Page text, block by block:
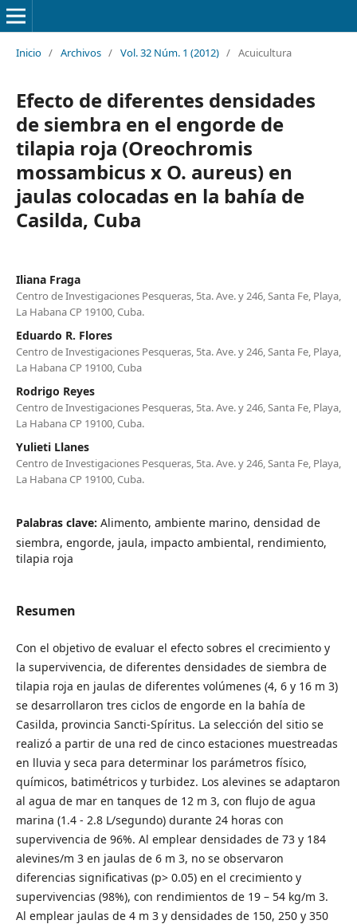
Inicio / Archivos / Vol. 32 Núm. 1 (2012) / Acuicultura
Efecto de diferentes densidades
de siembra en el engorde de
tilapia roja (Oreochromis
mossambicus x O. aureus) en
jaulas colocadas en la bahía de
Casilda, Cuba
Iliana Fraga
Centro de Investigaciones Pesqueras, 5ta. Ave. y 246, Santa Fe, Playa,
La Habana CP 19100, Cuba.
Eduardo R. Flores
Centro de Investigaciones Pesqueras, 5ta. Ave. y 246, Santa Fe, Playa,
La Habana CP 19100, Cuba
Rodrigo Reyes
Centro de Investigaciones Pesqueras, 5ta. Ave. y 246, Santa Fe, Playa,
La Habana CP 19100, Cuba.
Yulieti Llanes
Centro de Investigaciones Pesqueras, 5ta. Ave. y 246, Santa Fe, Playa,
La Habana CP 19100, Cuba.
Palabras clave: Alimento, ambiente marino, densidad de
siembra, engorde, jaula, impacto ambiental, rendimiento,
tilapia roja
Resumen
Con el objetivo de evaluar el efecto sobres el crecimiento y
la supervivencia, de diferentes densidades de siembra de
tilapia roja en jaulas de diferentes volúmenes (4, 6 y 16 m 3)
se desarrollaron tres ciclos de engorde en la bahía de
Casilda, provincia Sancti-Spíritus. La selección del sitio se
realizó a partir de una red de cinco estaciones muestreadas
en lluvia y seca para determinar los parámetros físico,
químicos, batimétricos y turbidez. Los alevines se adaptaron
al agua de mar en tanques de 12 m 3, con flujo de agua
marina (1.4 - 2.8 L/segundo) durante 24 horas con
supervivencia de 96%. Al emplear densidades de 73 y 184
alevines/m 3 en jaulas de 6 m 3, no se observaron
diferencias significativas (p> 0.05) en el crecimiento y
supervivencias (98%), con rendimientos de 19 – 54 kg/m 3.
Al emplear jaulas de 4 m 3 y densidades de 150, 250 y 350